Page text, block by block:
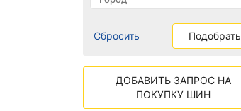
Сбросить Подобрать
ДОБАВИТЬ ЗАПРОС НА
ПОКУПКУ ШИН